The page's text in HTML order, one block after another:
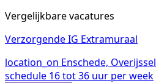
Vergelijkbare vacatures
Verzorgende IG Extramuraal
location_on Enschede, Overijssel
schedule 16 tot 36 uur per week